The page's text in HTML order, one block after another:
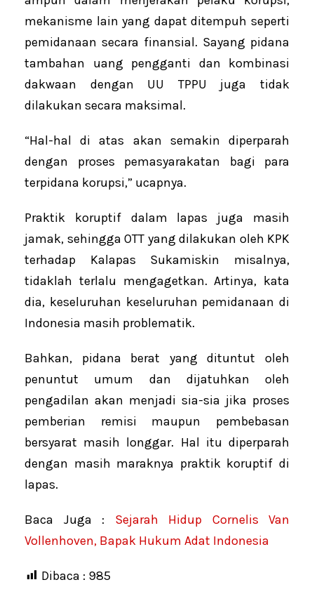
mekanisme lain yang dapat ditempuh seperti
pemidanaan secara finansial. Sayang pidana
tambahan uang pengganti dan kombinasi
dakwaan dengan UU TPPU juga tidak
dilakukan secara maksimal.
“Hal-hal di atas akan semakin diperparah
dengan proses pemasyarakatan bagi para
terpidana korupsi,” ucapnya.
Praktik koruptif dalam lapas juga masih
jamak, sehingga OTT yang dilakukan oleh KPK
terhadap Kalapas Sukamiskin misalnya,
tidaklah terlalu mengagetkan. Artinya, kata
dia, keseluruhan keseluruhan pemidanaan di
Indonesia masih problematik.
Bahkan, pidana berat yang dituntut oleh
penuntut umum dan dijatuhkan oleh
pengadilan akan menjadi sia-sia jika proses
pemberian remisi maupun pembebasan
bersyarat masih longgar. Hal itu diperparah
dengan masih maraknya praktik koruptif di
lapas.
Baca Juga : Sejarah Hidup Cornelis Van
Vollenhoven, Bapak Hukum Adat Indonesia
Dibaca : 985